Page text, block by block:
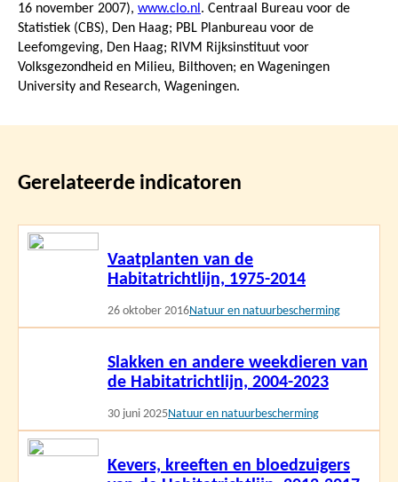
16 november 2007), www.clo.nl . Centraal Bureau voor de
Statistiek (CBS), Den Haag; PBL Planbureau voor de
Leefomgeving, Den Haag; RIVM Rijksinstituut voor
Volksgezondheid en Milieu, Bilthoven; en Wageningen
University and Research, Wageningen.
Gerelateerde indicatoren
Vaatplanten van de
Habitatrichtlijn, 1975-2014
26 oktober 2016Natuur en natuurbescherming
Lees
Slakken en andere weekdieren van
de Habitatrichtlijn, 2004-2023
30 juni 2025Natuur en natuurbescherming
Kevers, kreeften en bloedzuigers
Lees